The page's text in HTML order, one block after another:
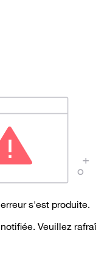
s'est produite.
Veuillez